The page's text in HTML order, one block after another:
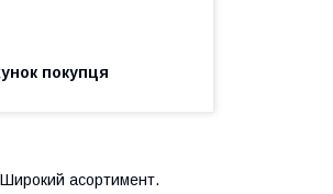
покупця
асортимент.